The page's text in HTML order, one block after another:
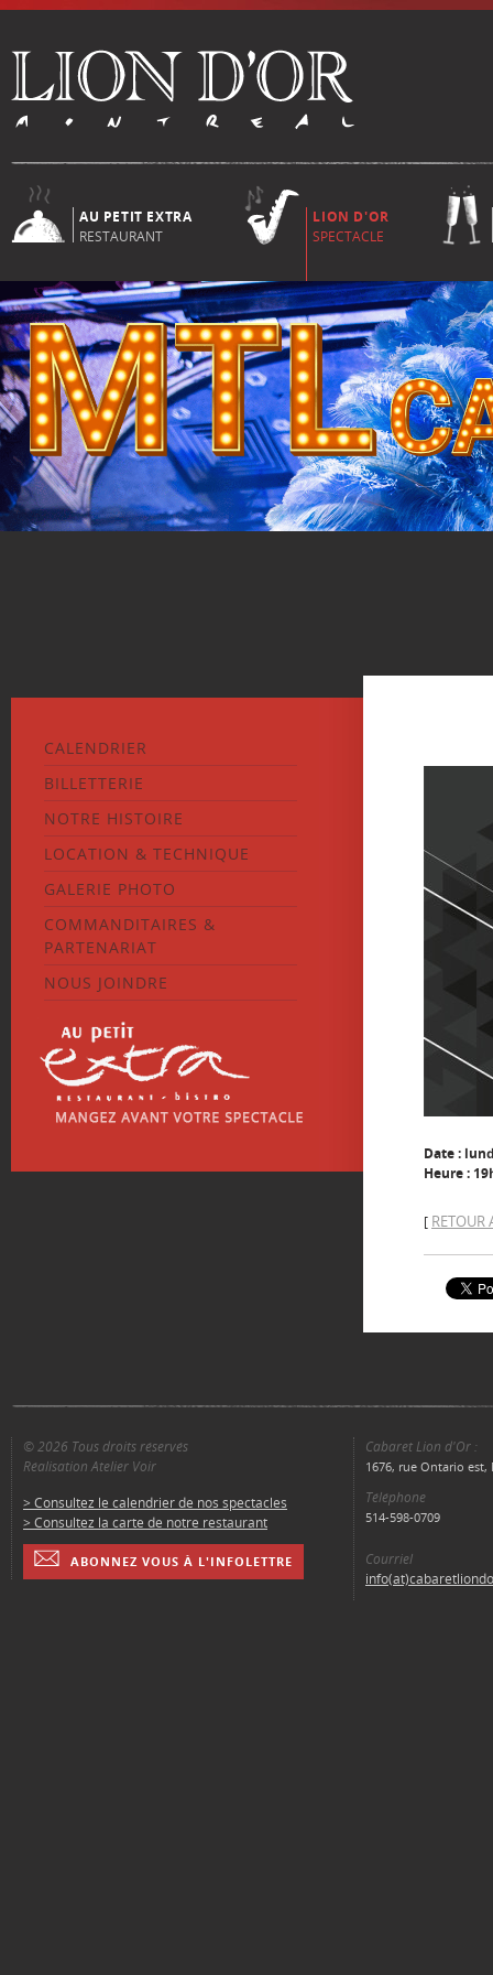
AU PETIT EXTRA
RESTAURANT
LION D'OR
SPECTACLE
CALENDRIER
BILLETTERIE
NOTRE HISTOIRE
LOCATION & TECHNIQUE
GALERIE PHOTO
COMMANDITAIRES &
PARTENARIAT
NOUS JOINDRE
Date :
Heure :
[ RETOUR
© 2026 Tous droits réservés
Réalisation Atelier Voir
> Consultez le calendrier de nos spectacles
> Consultez la carte de notre restaurant
ABONNEZ VOUS À L'INFOLETTRE
Cabaret Lion d'Or :
1676, rue Ontario est,
Téléphone
514-598-0709
Courriel